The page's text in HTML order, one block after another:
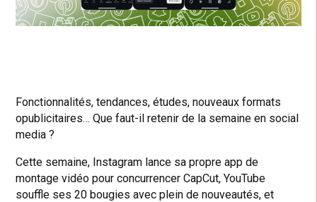
Fonctionnalités, tendances, études, nouveaux formats
opublicitaires… Que faut-il retenir de la semaine en social
media ?
Cette semaine, Instagram lance sa propre app de
montage vidéo pour concurrencer CapCut, YouTube
souffle ses 20 bougies avec plein de nouveautés, et